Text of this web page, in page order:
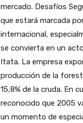
mercado. Desafíos
que estará marcada
internacional,
se convierta en un
Itata. La empresa
producción de la
15,8% de la cruda. En
reconocido que 2005
un momento de